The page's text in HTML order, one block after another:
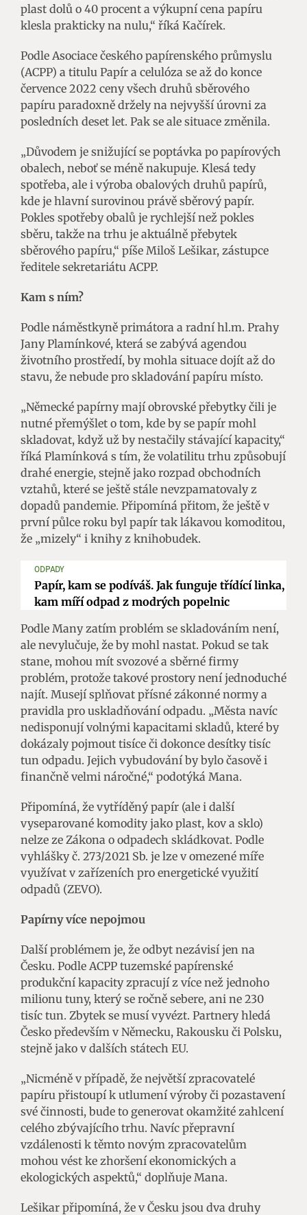
plast dolů o 40 procent a výkupní cena papíru
klesla prakticky na nulu,“ říká Kačírek.
Podle Asociace českého papírenského průmyslu
(ACPP) a titulu Papír a celulóza se až do konce
července 2022 ceny všech druhů sběrového
papíru paradoxně držely na nejvyšší úrovni za
posledních deset let. Pak se ale situace změnila.
„Důvodem je snižující se poptávka po papírových
obalech, neboť se méně nakupuje. Klesá tedy
spotřeba, ale i výroba obalových druhů papírů,
kde je hlavní surovinou právě sběrový papír.
Pokles spotřeby obalů je rychlejší než pokles
sběru, takže na trhu je aktuálně přebytek
sběrového papíru,“ píše Miloš Lešikar, zástupce
ředitele sekretariátu ACPP.
Kam s ním?
Podle náměstkyně primátora a radní hl.m. Prahy
Jany Plamínkové, která se zabývá agendou
životního prostředí, by mohla situace dojít až do
stavu, že nebude pro skladování papíru místo.
„Německé papírny mají obrovské přebytky čili je
nutné přemýšlet o tom, kde by se papír mohl
skladovat, když už by nestačily stávající kapacity,“
říká Plamínková s tím, že volatilitu trhu způsobují
drahé energie, stejně jako rozpad obchodních
vztahů, které se ještě stále nevzpamatovaly z
dopadů pandemie. Připomíná přitom, že ještě v
první půlce roku byl papír tak lákavou komoditou,
že „mizely“ i knihy z knihobudek.
ODPADY
Papír, kam se podíváš. Jak funguje třídící linka,
kam míří odpad z modrých popelnic
Podle Many zatím problém se skladováním není,
ale nevylučuje, že by mohl nastat. Pokud se tak
stane, mohou mít svozové a sběrné firmy
problém, protože takové prostory není jednoduché
najít. Musejí splňovat přísné zákonné normy a
pravidla pro uskladňování odpadu. „Města navíc
nedisponují volnými kapacitami skladů, které by
dokázaly pojmout tisíce či dokonce desítky tisíc
tun odpadu. Jejich vybudování by bylo časově i
finančně velmi náročné,“ podotýká Mana.
Připomíná, že vytříděný papír (ale i další
vyseparované komodity jako plast, kov a sklo)
nelze ze Zákona o odpadech skládkovat. Podle
vyhlášky č. 273/2021 Sb. je lze v omezené míře
využívat v zařízeních pro energetické využití
odpadů (ZEVO).
Papírny více nepojmou
Další problémem je, že odbyt nezávisí jen na
Česku. Podle ACPP tuzemské papírenské
produkční kapacity zpracují z více než jednoho
milionu tuny, který se ročně sebere, ani ne 230
tisíc tun. Zbytek se musí vyvézt. Partnery hledá
Česko především v Německu, Rakousku či Polsku,
stejně jako v dalších státech EU.
„Nicméně v případě, že největší zpracovatelé
papíru přistoupí k utlumení výroby či pozastavení
své činnosti, bude to generovat okamžité zahlcení
celého zbývajícího trhu. Navíc přepravní
vzdálenosti k těmto novým zpracovatelům
mohou vést ke zhoršení ekonomických a
ekologických aspektů,“ doplňuje Mana.
Lešikar připomíná, že v Česku jsou dva druhy